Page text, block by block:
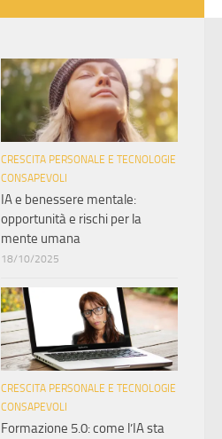
CRESCITA PERSONALE E TECNOLOGIE
CONSAPEVOLI
IA e benessere mentale:
opportunità e rischi per la
mente umana
18/10/2025
CRESCITA PERSONALE E TECNOLOGIE
CONSAPEVOLI
Formazione 5.0: come l’IA sta